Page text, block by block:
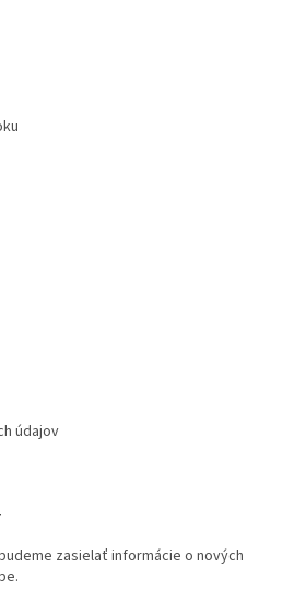
údajov
zasielať informácie o nových